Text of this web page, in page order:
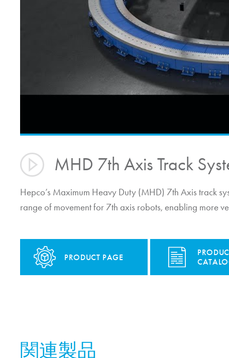
MHD 7th Axis Track
Hepco’s Maximum Heavy Duty (MHD) 7th Axis track
range of movement for 7th axis robots, enabling more
PRODUCT PAGE
関連製品